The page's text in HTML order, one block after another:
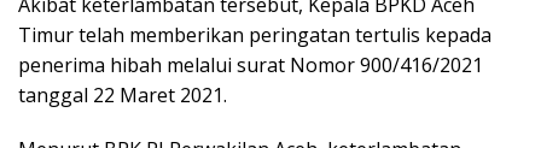
Timur telah memberikan peringatan tertulis kepada
penerima hibah melalui surat Nomor 900/416/2021
tanggal 22 Maret 2021.